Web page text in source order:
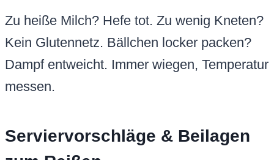
Zu heiße Milch? Hefe tot. Zu wenig Kneten?
Kein Glutennetz. Bällchen locker packen?
Dampf entweicht. Immer wiegen, Temperatur
messen.
Serviervorschläge & Beilagen